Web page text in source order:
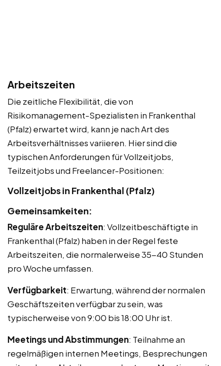
Arbeitszeiten
Die zeitliche Flexibilität, die von
Risikomanagement-Spezialisten in Frankenthal
(Pfalz) erwartet wird, kann je nach Art des
Arbeitsverhältnisses variieren. Hier sind die
typischen Anforderungen für Vollzeitjobs,
Teilzeitjobs und Freelancer-Positionen:
Vollzeitjobs in Frankenthal (Pfalz)
Gemeinsamkeiten:
Reguläre Arbeitszeiten: Vollzeitbeschäftigte in
Frankenthal (Pfalz) haben in der Regel feste
Arbeitszeiten, die normalerweise 35-40 Stunden
pro Woche umfassen.
Verfügbarkeit: Erwartung, während der normalen
Geschäftszeiten verfügbar zu sein, was
typischerweise von 9:00 bis 18:00 Uhr ist.
Meetings und Abstimmungen: Teilnahme an
regelmäßigen internen Meetings, Besprechungen